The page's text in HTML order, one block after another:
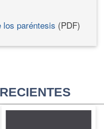
paréntesis (PDF)